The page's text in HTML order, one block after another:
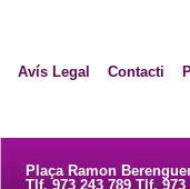
Avís Legal Contacti
Plaça Ramon
Tlf. 973 243 789 Tlf. 973